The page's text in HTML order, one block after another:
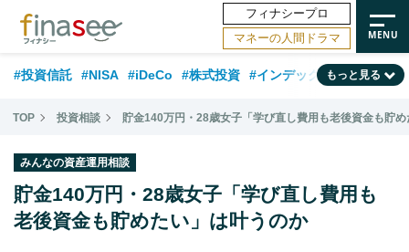
フィナシープロ
マネーの人間ドラマ
#投資信託 #NISA #iDeCo #株式投資 #インデックスファンド
#相談事例 #相続・贈与 #FP #新NISA #ランキング #日本株
#フィナンシャル・ウェルビーイング #老後 #金融用語解説
#データ・調査 #資産運用業界 #海外事情 #国内株式型
もっと見る
TOP 投資相談 貯金140万円・28歳女子「学び直し費用も老後資金も貯
みんなの資産運用相談
貯金140万円・28歳女子「学び直し費用も
老後資金も貯めたい」は叶うのか